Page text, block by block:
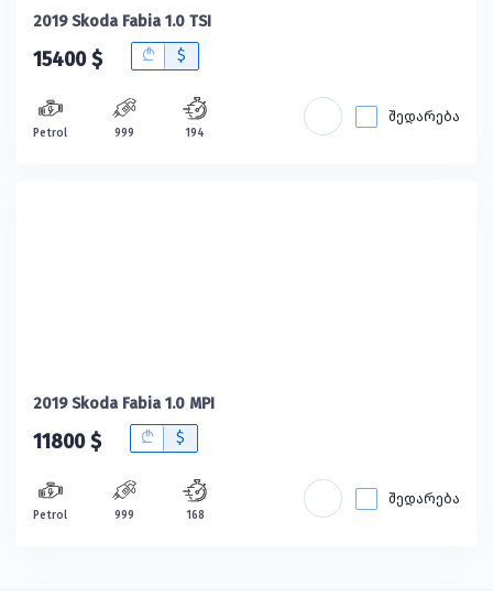
2019 Skoda Fabia 1.0 TSI
15400 $ B $
Petrol 999 194
შედარება
2019 Skoda Fabia 1.0 MPI
11800 $ B $
Petrol 999 168
შედარება